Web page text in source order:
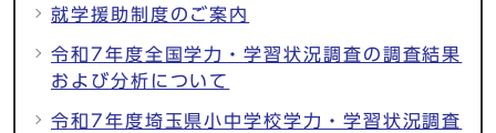
就学援助制度のご案内
令和7年度全国学力・学習状況調査の調査結果
および分析について
令和7年度埼玉県小中学校学力・学習状況調査